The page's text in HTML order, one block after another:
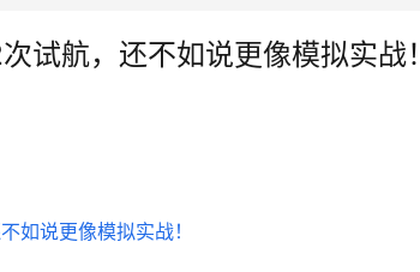
试航，还不如说更像模拟实战！